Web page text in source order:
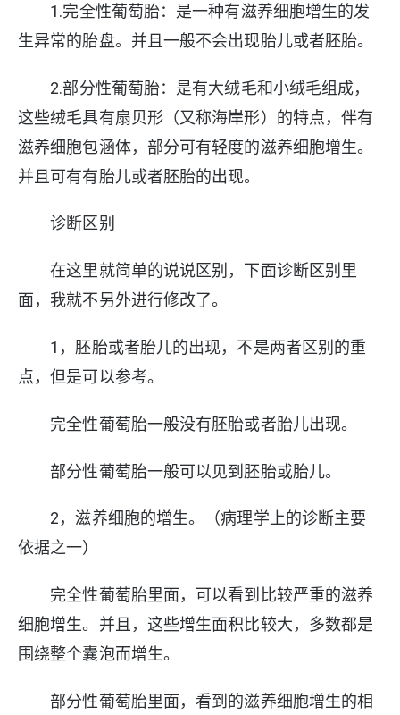
1.完全性葡萄胎：是一种有滋养细胞增生的发
生异常的胎盘。并且一般不会出现胎儿或者胚胎。
2.部分性葡萄胎：是有大绒毛和小绒毛组成，
这些绒毛具有扇贝形（又称海岸形）的特点，伴有
滋养细胞包涵体，部分可有轻度的滋养细胞增生。
并且可有有胎儿或者胚胎的出现。
诊断区别
在这里就简单的说说区别，下面诊断区别里
面，我就不另外进行修改了。
1，胚胎或者胎儿的出现，不是两者区别的重
点，但是可以参考。
完全性葡萄胎一般没有胚胎或者胎儿出现。
部分性葡萄胎一般可以见到胚胎或胎儿。
2，滋养细胞的增生。（病理学上的诊断主要
依据之一）
完全性葡萄胎里面，可以看到比较严重的滋养
细胞增生。并且，这些增生面积比较大，多数都是
围绕整个囊泡而增生。
部分性葡萄胎里面，看到的滋养细胞增生的相